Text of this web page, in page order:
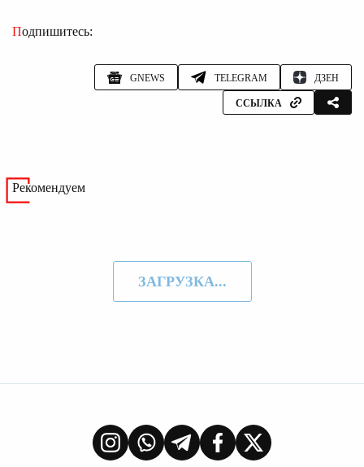
Подпишитесь:
GNEWS TELEGRAM ДЗЕН
ССЫЛКА
Рекомендуем
ЗАГРУЗКА...